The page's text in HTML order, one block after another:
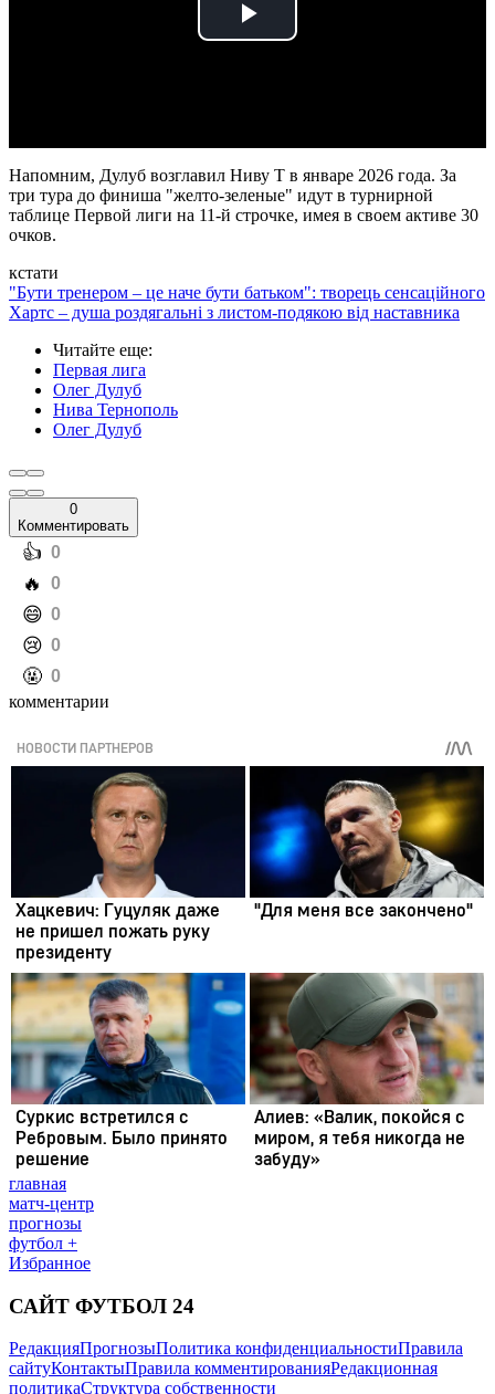
Play
Напомним, Дулуб возглавил Ниву Т в январе 2026 года. За
три тура до финиша "желто-зеленые" идут в турнирной
таблице Первой лиги на 11-й строчке, имея в своем активе 30
очков.
кстати
"Бути тренером – це наче бути батьком": творець сенсаційного
Хартс – душа роздягальні з листом-подякою від наставника
Читайте еще:
Первая лига
Олег Дулуб
Нива Тернополь
Олег Дулуб
0
Комментировать
️👍 0
️🔥 0
️😄 0
️😢 0
️🤬 0
комментарии
главная
матч-центр
прогнозы
футбол +
Избранное
САЙТ ФУТБОЛ 24
РедакцияПрогнозыПолитика конфиденциальностиПравила
сайтуКонтактыПравила комментированияРедакционная
политикаСтруктура собственности